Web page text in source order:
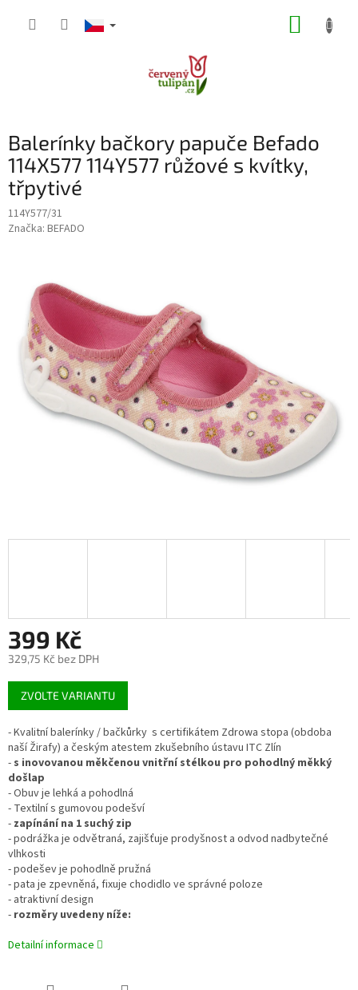
Balerínky bačkory papuče Befado
114X577 114Y577 růžové s kvítky,
třpytivé
114Y577/31
Značka: BEFADO
399 Kč
329,75 Kč bez DPH
Měrná
cena:
ZVOLTE VARIANTU
- Kvalitní balerínky / bačkůrky s certifikátem Zdrowa stopa (obdoba
naší Žirafy) a českým atestem zkušebního ústavu ITC Zlín
- s inovovanou měkčenou vnitřní stélkou pro pohodlný měkký
došlap
- Obuv je lehká a pohodlná
- Textilní s gumovou podešví
- zapínání na 1 suchý zip
- podrážka je odvětraná, zajišťuje prodyšnost a odvod nadbytečné
vlhkosti
- podešev je pohodlně pružná
- pata je zpevněná, fixuje chodidlo ve správné poloze
- atraktivní design
- rozměry uvedeny níže:
Detailní informace